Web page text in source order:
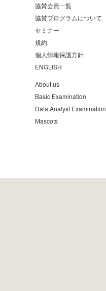
協賛会員一覧
協賛プログラムについて
セミナー
規約
個人情報保護方針
ENGLISH
About us
Basic Examination
Data Analyst Examination
Mascots